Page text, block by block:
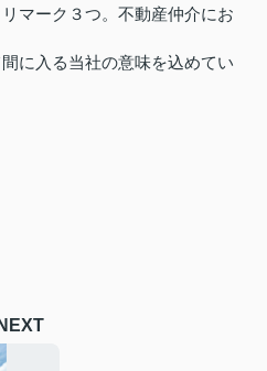
マーク３つ。不動産仲介にお
に入る当社の意味を込めてい
NEXT